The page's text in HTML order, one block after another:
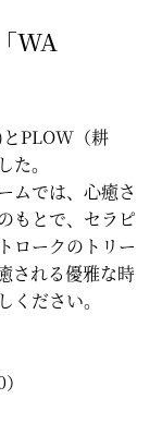
WA
PLOW（耕
。
ムでは、心癒さ
もとで、セラピ
ロークのトリー
される優雅な時
ださい。